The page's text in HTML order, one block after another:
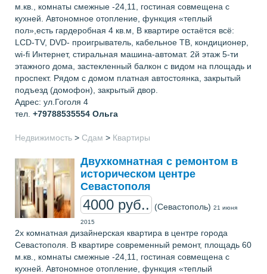
м.кв., комнаты смежные -24,11, гостиная совмещена с
кухней. Автономное отопление, функция «теплый
пол»,есть гардеробная 4 кв.м, В квартире остаётся всё:
LCD-TV, DVD- проигрыватель, кабельное ТВ, кондиционер,
wi-fi Интернет, стиральная машина-автомат. 2й этаж 5-ти
этажного дома, застекленный балкон с видом на площадь и
проспект. Рядом с домом платная автостоянка, закрытый
подъезд (домофон), закрытый двор.
Адрес: ул.Гоголя 4
тел. +79788535554 Ольга
Недвижимость > Сдам > Квартиры
Двухкомнатная с ремонтом в
историческом центре
Севастополя
4000 руб.. (Севастополь) 21 июня
2015
2х комнатная дизайнерская квартира в центре города
Севастополя. В квартире современный ремонт, площадь 60
м.кв., комнаты смежные -24,11, гостиная совмещена с
кухней. Автономное отопление, функция «теплый